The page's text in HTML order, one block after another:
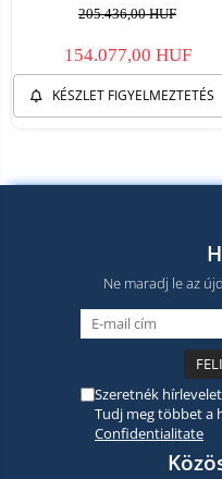
205.436,00 HUF
154.077,00 HUF
KÉSZLET FIGYELMEZTETÉS
Ne maradj le az
Szeretnék
Tudj meg többet a
Confidentialitate